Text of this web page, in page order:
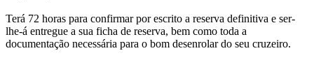
Terá 72 horas para confirmar por escrito a reserva definitiva e ser-
lhe-á entregue a sua ficha de reserva, bem como toda a
documentação necessária para o bom desenrolar do seu cruzeiro.